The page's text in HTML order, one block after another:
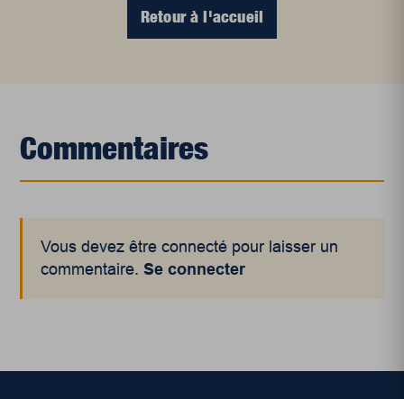
Retour à l'accueil
Commentaires
Vous devez être connecté pour laisser un
commentaire.Se connecter